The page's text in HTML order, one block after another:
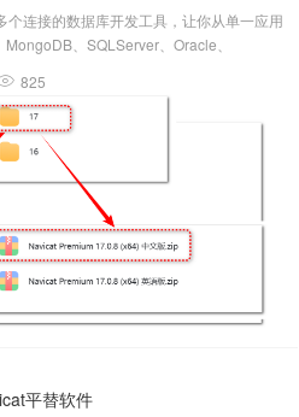
连接的数据库开发工具，让你从单一应用
、SQLServer、Oracle、
825
平替软件